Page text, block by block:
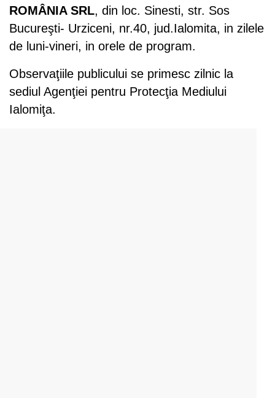
ROMÂNIA SRL, din loc. Sinesti, str. Sos
Bucureşti- Urziceni, nr.40, jud.Ialomita, in zilele
de luni-vineri, in orele de program.
Observaţiile publicului se primesc zilnic la
sediul Agenţiei pentru Protecţia Mediului
Ialomiţa.